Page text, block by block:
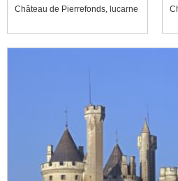
Château de Pierrefonds, lucarne